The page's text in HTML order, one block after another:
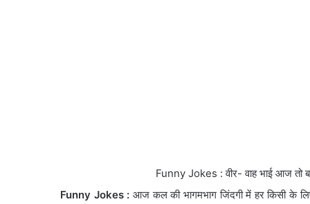
Funny Jokes : वीर- वाह भाई आज तो
Funny Jokes : आज कल की भागमभाग जिंदगी में हर किसी के